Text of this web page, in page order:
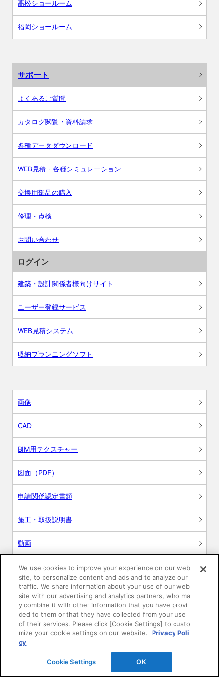
高松ショールーム
福岡ショールーム
サポート
よくあるご質問
カタログ閲覧・資料請求
各種データダウンロード
WEB見積・各種シミュレーション
交換用部品の購入
修理・点検
お問い合わせ
ログイン
建築・設計関係者様向けサイト
ユーザー登録サービス
WEB見積システム
収納プランニングソフト
画像
CAD
BIM用テクスチャー
図面（PDF）
申請関係認定書類
施工・取扱説明書
動画
シミュレーションツール
24時間換気システム〈エアスマート〉
簡易設計見積ソフト
R&Dセンター環境測定・分析サービス
商品マスター申し込み
We use cookies to improve your experience on our web
site, to personalize content and ads and to analyze our
traffic. We share information about your use of our web
site with our advertising and analytics partners, who ma
y combine it with other information that you have provi
ded to them or that they have collected from your use
of their services. Please click [Cookie Settings] to custo
mize your cookie settings on our website.
Privacy Poli
cy
Cookie Settings OK